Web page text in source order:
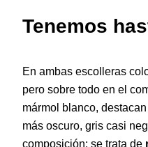
Tenemos
En ambas escolleras
pero sobre todo en el
mármol blanco,
más oscuro, gris casi
composición: se trata de